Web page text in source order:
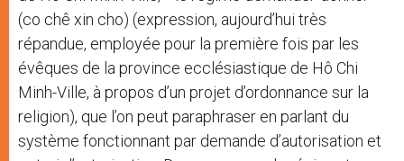
(co chê xin cho) (expression, aujourd’hui très
répandue, employée pour la première fois par les
évêques de la province ecclésiastique de Hô Chi
Minh-Ville, à propos d’un projet d’ordonnance sur la
religion), que l’on peut paraphraser en parlant du
système fonctionnant par demande d’autorisation et